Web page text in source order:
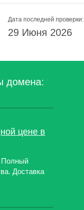
Дата последней проверки:
29 Июня 2026
домена:
цене в
Полный
Доставка